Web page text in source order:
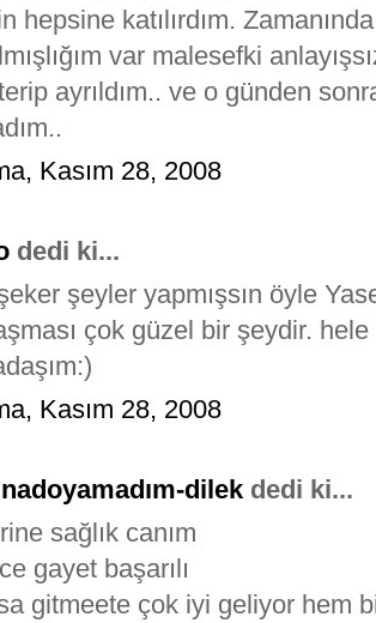
hepsine katılırdım.
var malesefki
ayrıldım.. ve o günden
Kasım 28, 2008
dedi ki...
şeyler yapmışsın öyle
çok güzel bir şeydir.
Kasım 28, 2008
dilek dedi ki...
sağlık canım
gayet başarılı
gitmeete çok iyi geliyor hem